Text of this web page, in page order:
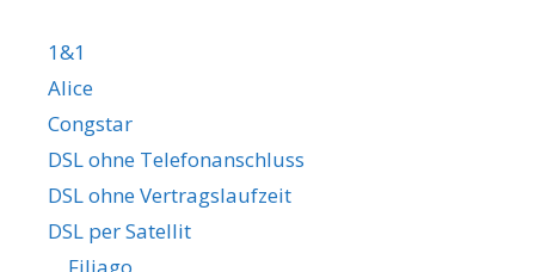
1&1
Alice
Congstar
DSL ohne Telefonanschluss
DSL ohne Vertragslaufzeit
DSL per Satellit